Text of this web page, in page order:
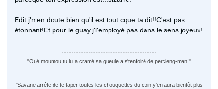
Edit:j'men doute bien qu'il est tout cque ta dit!!C'est pas
étonnant!Et pour le guay j'l'employé pas dans le sens joyeux!
"Oué moumou,tu lui a cramé sa gueule a s'tenfoiré de percieng-man!"
"Savane arrête de te taper toutes les chouquettes du coin,y'en aura bientôt plus